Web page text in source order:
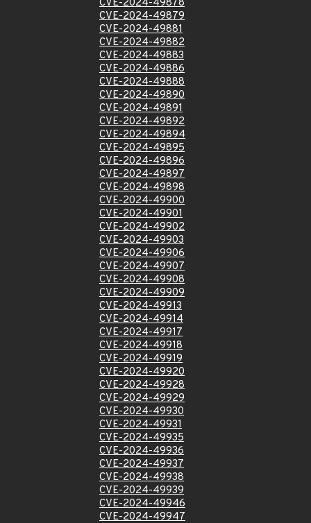
CVE-2024-49878
CVE-2024-49879
CVE-2024-49881
CVE-2024-49882
CVE-2024-49883
CVE-2024-49886
CVE-2024-49888
CVE-2024-49890
CVE-2024-49891
CVE-2024-49892
CVE-2024-49894
CVE-2024-49895
CVE-2024-49896
CVE-2024-49897
CVE-2024-49898
CVE-2024-49900
CVE-2024-49901
CVE-2024-49902
CVE-2024-49903
CVE-2024-49906
CVE-2024-49907
CVE-2024-49908
CVE-2024-49909
CVE-2024-49913
CVE-2024-49914
CVE-2024-49917
CVE-2024-49918
CVE-2024-49919
CVE-2024-49920
CVE-2024-49928
CVE-2024-49929
CVE-2024-49930
CVE-2024-49931
CVE-2024-49935
CVE-2024-49936
CVE-2024-49937
CVE-2024-49938
CVE-2024-49939
CVE-2024-49946
CVE-2024-49947